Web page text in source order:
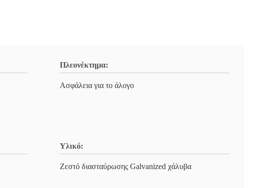
Πλεονέκτημα:
Ασφάλεια για το άλογο
Υλικό:
Ζεστό διασταύρωσης Galvanized χάλυβα